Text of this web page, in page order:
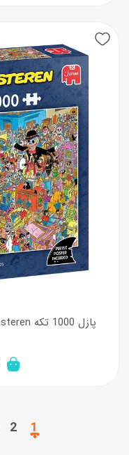
1
2